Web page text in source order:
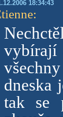
18:34:43
:
vybírají
dneska
tak se